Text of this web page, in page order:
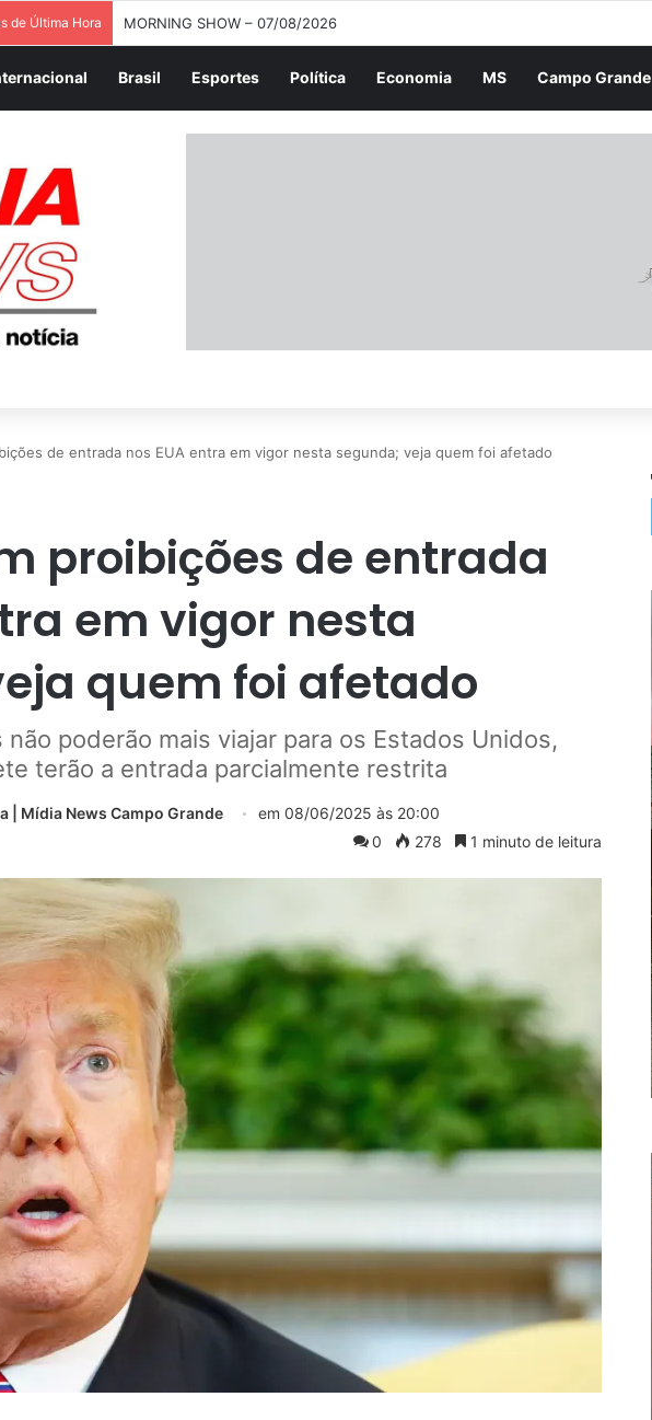
de Última Hora MORNING SHOW – 07/08/2026
Brasil Esportes Política Economia MS Campo Grande
de entrada nos EUA entra em vigor nesta segunda; veja quem foi afetado
proibições de entrada
em vigor nesta
quem foi afetado
poderão mais viajar para os Estados Unidos,
terão a entrada parcialmente restrita
| Mídia News Campo Grande em 08/06/2025 às 20:00
0
278 1 minuto de leitura